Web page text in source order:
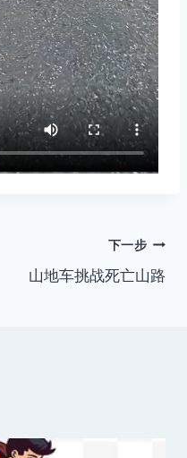
下一步
山地车挑战死亡山路